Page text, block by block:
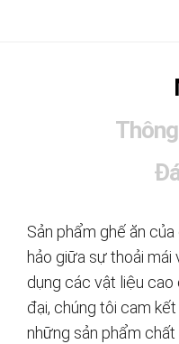
Sản phẩm ghế ăn
hảo giữa sự thoải
dụng các vật liệu cao
đại, chúng tôi cam
những sản phẩm